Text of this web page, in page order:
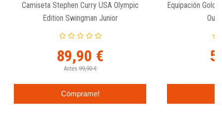
Camiseta Stephen Curry USA Olympic
Edition Swingman Junior
89,90 €
Antes 99,90 €
Cómprame!
Equipación